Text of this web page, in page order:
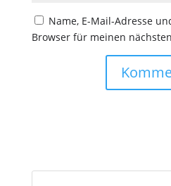
Name, E-Mail-Adresse
Browser für meinen